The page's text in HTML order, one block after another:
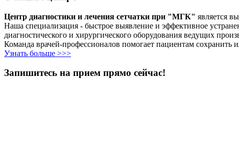
Центр диагностики и лечения сетчатки при "МГК" является
Наша специализация - быстрое выявление и эффективное
диагностического и хирургического оборудования ведущих
Команда врачей-профессионалов помогает пациентам сохранить
Узнать больше >>>
Запишитесь на прием прямо сейчас!